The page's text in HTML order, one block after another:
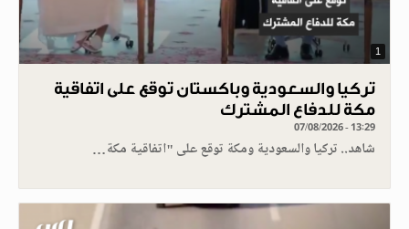
1
تركيا والسعودية وباكستان توقع على اتفاقية
مكة للدفاع المشترك
07/08/2026 - 13:29
شاهد.. تركيا والسعودية ومكة توقع على "اتفاقية مكة…